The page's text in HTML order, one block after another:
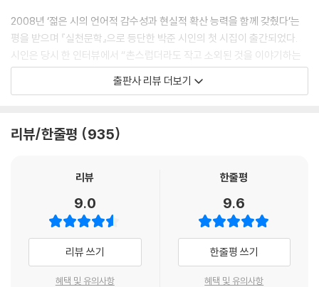
눈이 작은 일도
눈물이 많은 일도
자랑이 되지 않는다
그 많은 눈물을 흘렸던
좋지 않은 세상에서
당신의 슬픔을 생각하는 것은
땅이 집을 잃어가고
집이 사람을 잃어가는 일처럼
2008년 ‘젊은 시의 언어적 감수성과 현실적 확산 능력을 함께 갖췄다’는
평을 받으며 『실천문학』으로 등단한 박준 시인의 첫 시집이 출간되었다.
시인은 당시 한 인터뷰에서 “촌스럽더라도 작고 소외된 것을 이야기하는
시인이 되고 싶어요. 엄숙주의에서 해방된 세대의 가능성은 시에서도 무한
하다고 봐요”라 말한 바 있다. 그렇게 ‘작고 소외된’ 것들에 끝없이 관심을
시집에 이 세계를 받아들이고 살아간다는 것, 그리고 그 안에서 마주하는
박준 시의 특징 가운데 하나로 ‘서사성’을 들 수 있다. 일련의 서사 위에 최
근 젊은 시인들 사이에서 유행하는 전위나 그로테스크한 이미지 대신 낯설
지 않은 서정으로 무장해 오히려 참신하고 편안한 느낌을 준다. 그중에서
도 특별한 것은 특정한 사건사고의 묘사로 읽히는 시가 빈번하다는 점인
출판사 리뷰 더보기
리뷰/한줄평 935
리뷰
9.0
리뷰 쓰기
혜택 및 유의사항
한줄평
9.6
한줄평 쓰기
혜택 및 유의사항